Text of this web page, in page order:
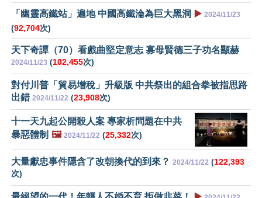
「幽靈高鐵站」遍地 中國高鐵淪為巨大黑洞 ▶️ 2024/11/23
(92,704次)
天下奇譚（70）看戲曲堅定意志 寡母賢德三子功名顯赫
2024/11/23 (102,455次)
對付川普「貿易增稅」升級版 中共祭出的組合拳被指思路
出錯 2024/11/22 (23,908次)
十一天九起公開殺人案 專家析問題在中共
暴惡體制 🖼️ 2024/11/22 (25,332次)
大量獻忠事件隱含了改朝換代的到來？ 2024/11/22 (122,393
次)